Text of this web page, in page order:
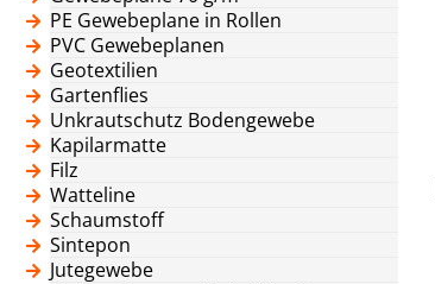
PE Gewebeplane in Rollen
PVC Gewebeplanen
Geotextilien
Gartenflies
Unkrautschutz Bodengewebe
Kapilarmatte
Filz
Watteline
Schaumstoff
Sintepon
Jutegewebe